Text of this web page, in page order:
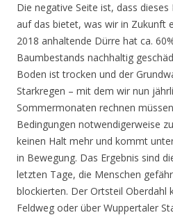
Die negative Seite ist, dass
auf das bietet, was wir in Zukunft
2018 anhaltende Dürre hat ca.
Baumbestands nachhaltig
Boden ist trocken und der
Starkregen – mit dem wir nun
Sommermonaten rechnen
Bedingungen notwendigerweise
keinen Halt mehr und kommt
in Bewegung. Das Ergebnis sind
letzten Tage, die Menschen
blockierten. Der Ortsteil Oberdahl
Feldweg oder über Wuppertaler